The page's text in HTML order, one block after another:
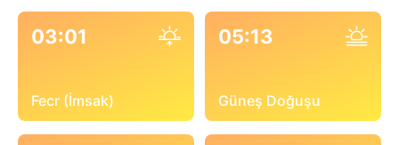
03:01
Fecr (İmsak)
05:13
Güneş Doğuşu